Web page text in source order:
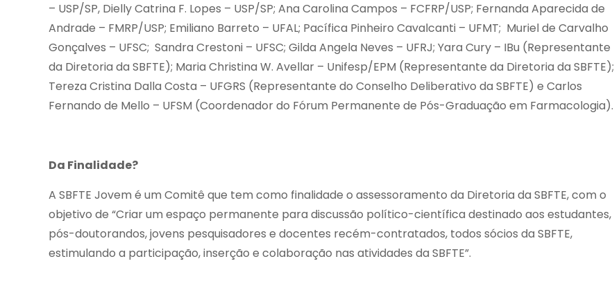
– USP/SP, Dielly Catrina F. Lopes – USP/SP; Ana Carolina Campos – FCFRP/USP; Fernanda Aparecida de
Andrade – FMRP/USP; Emiliano Barreto – UFAL; Pacífica Pinheiro Cavalcanti – UFMT; Muriel de Carvalho
Gonçalves – UFSC; Sandra Crestoni – UFSC; Gilda Angela Neves – UFRJ; Yara Cury – IBu (Representante
da Diretoria da SBFTE); Maria Christina W. Avellar – Unifesp/EPM (Representante da Diretoria da SBFTE);
Tereza Cristina Dalla Costa – UFGRS (Representante do Conselho Deliberativo da SBFTE) e Carlos
Fernando de Mello – UFSM (Coordenador do Fórum Permanente de Pós-Graduação em Farmacologia).
Da Finalidade?
A SBFTE Jovem é um Comitê que tem como finalidade o assessoramento da Diretoria da SBFTE, com o
objetivo de “Criar um espaço permanente para discussão político-científica destinado aos estudantes,
pós-doutorandos, jovens pesquisadores e docentes recém-contratados, todos sócios da SBFTE,
estimulando a participação, inserção e colaboração nas atividades da SBFTE”.